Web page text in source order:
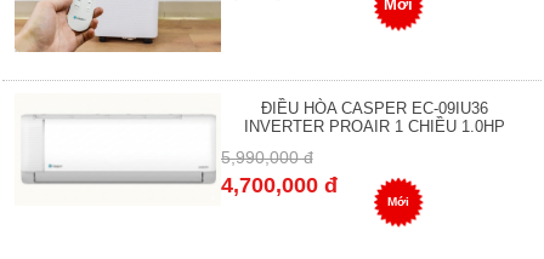
Mới
ĐIỀU HÒA CASPER EC-09IU36
INVERTER PROAIR 1 CHIỀU 1.0HP
5,990,000 đ
4,700,000 đ
Mới